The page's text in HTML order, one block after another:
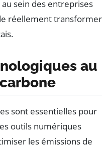
sein des entreprises
réellement transformer
au
sont essentielles pour
outils numériques
les émissions de